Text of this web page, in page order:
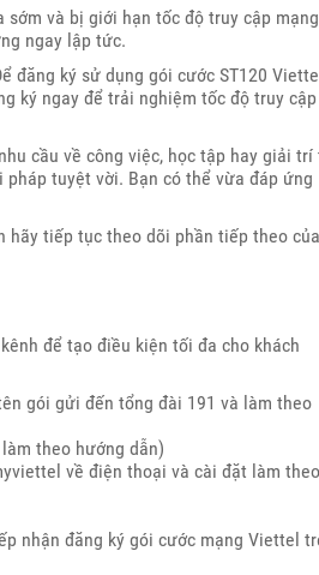
và bị giới hạn tốc độ truy cập
ngay lập tức.
đăng ký sử dụng gói cước ST120
ký ngay để trải nghiệm tốc độ truy cập
cầu về công việc, học tập hay giải trí
tuyệt vời. Bạn có thể vừa đáp ứng
hãy tiếp tục theo dõi phần tiếp theo của
để tạo điều kiện tối đa cho khách
gói gửi đến tổng đài 191 và làm theo
theo hướng dẫn)
về điện thoại và cài đặt làm theo
nhận đăng ký gói cước mạng Viettel